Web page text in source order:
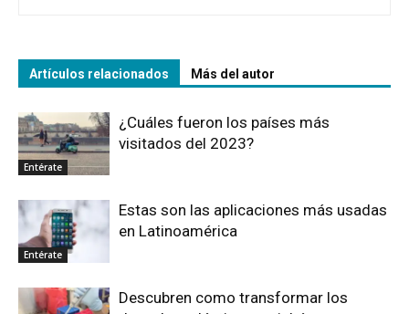
Artículos relacionados Más del autor
Entérate
¿Cuáles fueron los países más
visitados del 2023?
Entérate
Estas son las aplicaciones más usadas
en Latinoamérica
Descubren como transformar los